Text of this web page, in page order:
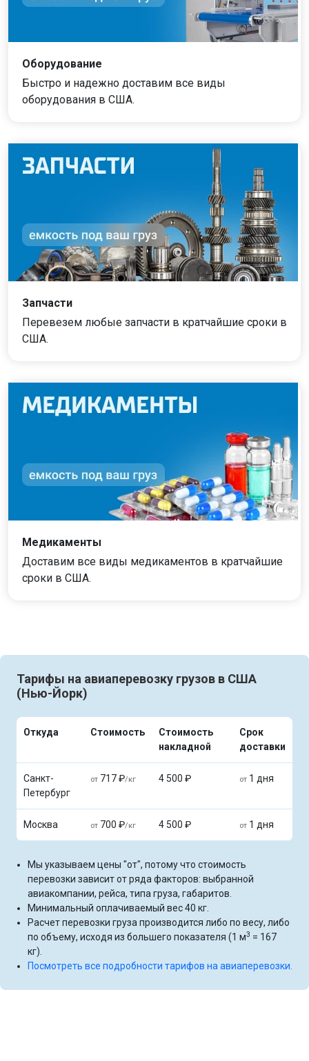
Оборудование
Быстро и надежно доставим все виды
оборудования в США.
Запчасти
Перевезем любые запчасти в кратчайшие сроки в
США.
Медикаменты
Доставим все виды медикаментов в кратчайшие
сроки в США.
Тарифы на авиаперевозку грузов в США
(Нью-Йорк)
Откуда Стоимость
Стоимость
накладной
Срок
доставки
Санкт-
Петербург
от 717 ₽/кг 4 500 ₽ от 1 дня
Москва от 700 ₽/кг 4 500 ₽ от 1 дня
Мы указываем цены "от", потому что стоимость
перевозки зависит от ряда факторов: выбранной
авиакомпании, рейса, типа груза, габаритов.
Минимальный оплачиваемый вес 40 кг.
Расчет перевозки груза производится либо по весу, либо
по объему, исходя из большего показателя (1 м3 = 167
кг).
Посмотреть все подробности тарифов на авиаперевозки.